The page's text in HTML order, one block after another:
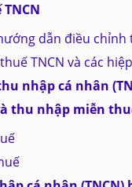
dẫn điều chỉnh
TNCN và các
nhập cá nhân
thu nhập miễn